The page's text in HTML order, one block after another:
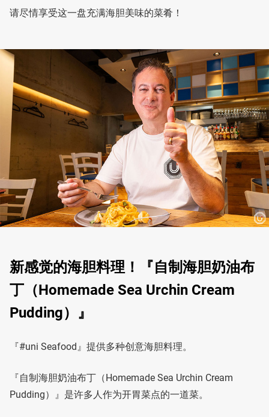
请尽情享受这一盘充满海胆美味的菜肴！
新感觉的海胆料理！『自制海胆奶油布
丁（Homemade Sea Urchin Cream
Pudding）』
『#uni Seafood』提供多种创意海胆料理。
『自制海胆奶油布丁（Homemade Sea Urchin Cream
Pudding）』是许多人作为开胃菜点的一道菜。